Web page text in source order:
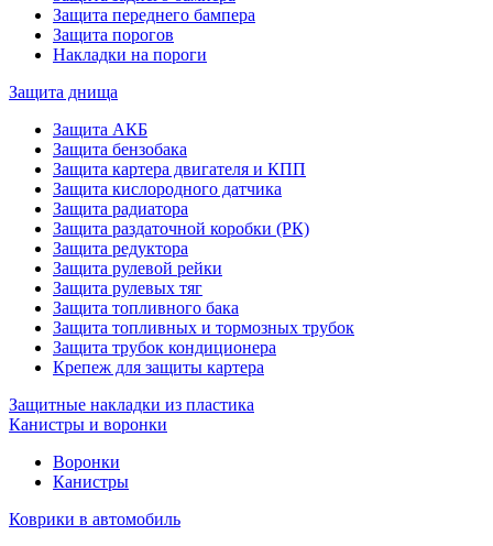
Защита переднего бампера
Защита порогов
Накладки на пороги
Защита днища
Защита АКБ
Защита бензобака
Защита картера двигателя и КПП
Защита кислородного датчика
Защита радиатора
Защита раздаточной коробки (РК)
Защита редуктора
Защита рулевой рейки
Защита рулевых тяг
Защита топливного бака
Защита топливных и тормозных трубок
Защита трубок кондиционера
Крепеж для защиты картера
Защитные накладки из пластика
Канистры и воронки
Воронки
Канистры
Коврики в автомобиль